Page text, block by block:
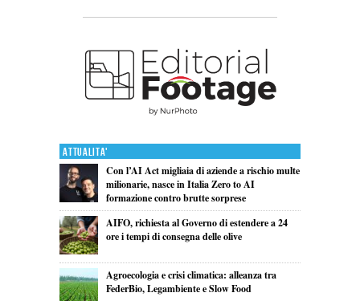
Attualita'
Con l’AI Act migliaia di aziende a rischio multe
milionarie, nasce in Italia Zero to AI
formazione contro brutte sorprese
AIFO, richiesta al Governo di estendere a 24
ore i tempi di consegna delle olive
Agroecologia e crisi climatica: alleanza tra
FederBio, Legambiente e Slow Food